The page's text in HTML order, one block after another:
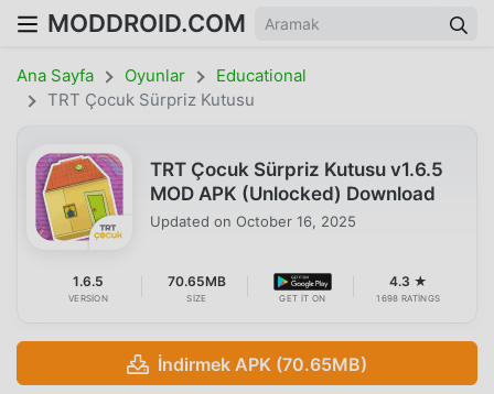
MODDROID.COM
Ana Sayfa Oyunlar
Educational
TRT Çocuk Sürpriz Kutusu
TRT Çocuk Sürpriz Kutusu v1.6.5
MOD APK (Unlocked) Download
Updated on October 16, 2025
1.6.5
VERSION
70.65MB
SIZE GET IT ON
4.3 ★
1698 RATINGS
İndirmek APK (70.65MB)